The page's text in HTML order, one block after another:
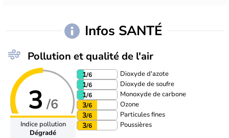
Infos SANTÉ
Pollution et qualité de l'air
3 /6
Indice pollution
Dégradé
1/6 Dioxyde d'azote
1/6 Dioxyde de soufre
1/6 Monoxyde de carbone
3/6 Ozone
3/6 Particules fines
3/6 Poussières